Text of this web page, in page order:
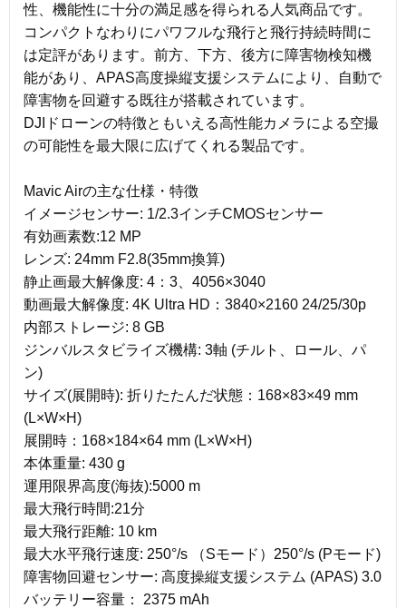
性、機能性に十分の満足感を得られる人気商品です。
コンパクトなわりにパワフルな飛行と飛行持続時間に
は定評があります。前方、下方、後方に障害物検知機
能があり、APAS高度操縦支援システムにより、自動で
障害物を回避する既往が搭載されています。
DJIドローンの特徴ともいえる高性能カメラによる空撮
の可能性を最大限に広げてくれる製品です。
Mavic Airの主な仕様・特徴
イメージセンサー: 1/2.3インチCMOSセンサー
有効画素数:12 MP
レンズ: 24mm F2.8(35mm換算)
静止画最大解像度: 4：3、4056×3040
動画最大解像度: 4K Ultra HD：3840×2160 24/25/30p
内部ストレージ: 8 GB
ジンバルスタビライズ機構: 3軸 (チルト、ロール、パ
ン)
サイズ(展開時): 折りたたんだ状態：168×83×49 mm
(L×W×H)
展開時：168×184×64 mm (L×W×H)
本体重量: 430 g
運用限界高度(海抜):5000 m
最大飛行時間:21分
最大飛行距離: 10 km
最大水平飛行速度: 250°/s （Sモード）250°/s (Pモード)
障害物回避センサー: 高度操縦支援システム (APAS) 3.0
バッテリー容量： 2375 mAh